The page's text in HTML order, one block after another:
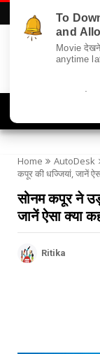
Home AutoDesk
कपूर की धज्जियां, जानें
सोनम कपूर ने
जानें ऐसा क्या
Ritika
To
and
Movie
anytime